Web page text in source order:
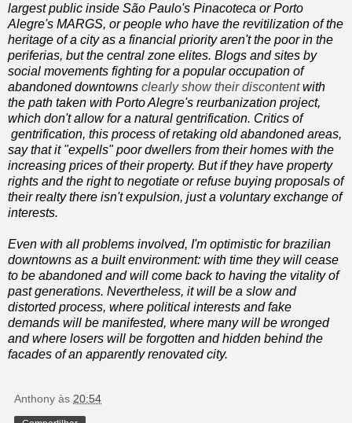
largest public inside São Paulo's Pinacoteca or Porto
Alegre's MARGS, or people who have the revitilization of the
heritage of a city as a financial priority aren't the poor in the
periferias, but the central zone elites. Blogs and sites by
social movements fighting for a popular occupation of
abandoned downtowns clearly show their discontentwith
the path taken with Porto Alegre's reurbanization project,
which don't allow for a natural gentrification. Critics of
gentrification, this process of retaking old abandoned areas,
say that it "expells" poor dwellers from their homes with the
increasing prices of their property. But if they have property
rights and the right to negotiate or refuse buying proposals of
their realty there isn't expulsion, just a voluntary exchange of
interests.
Even with all problems involved, I'm optimistic for brazilian
downtowns as a built environment: with time they will cease
to be abandoned and will come back to having the vitality of
past generations. Nevertheless, it will be a slow and
distorted process, where political interests and fake
demands will be manifested, where many will be wronged
and where losers will be forgotten and hidden behind the
facades of an apparently renovated city.
Anthony às 20:54